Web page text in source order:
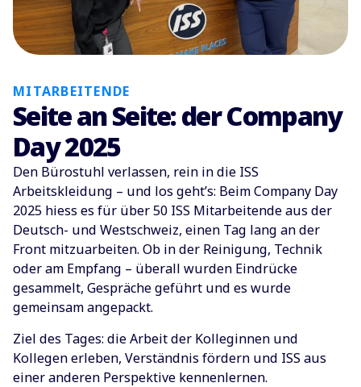
MITARBEITENDE
Seite an Seite: der Company
Day 2025
Den Bürostuhl verlassen, rein in die ISS
Arbeitskleidung – und los geht’s: Beim Company Day
2025 hiess es für über 50 ISS Mitarbeitende aus der
Deutsch- und Westschweiz, einen Tag lang an der
Front mitzuarbeiten. Ob in der Reinigung, Technik
oder am Empfang – überall wurden Eindrücke
gesammelt, Gespräche geführt und es wurde
gemeinsam angepackt.
Ziel des Tages: die Arbeit der Kolleginnen und
Kollegen erleben, Verständnis fördern und ISS aus
einer anderen Perspektive kennenlernen.